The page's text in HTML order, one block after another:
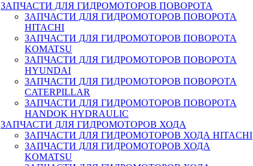
ЗАПЧАСТИ ДЛЯ ГИДРОМОТОРОВ ПОВОРОТА
ЗАПЧАСТИ ДЛЯ ГИДРОМОТОРОВ ПОВОРОТА
HITACHI
ЗАПЧАСТИ ДЛЯ ГИДРОМОТОРОВ ПОВОРОТА
KOMATSU
ЗАПЧАСТИ ДЛЯ ГИДРОМОТОРОВ ПОВОРОТА
HYUNDAI
ЗАПЧАСТИ ДЛЯ ГИДРОМОТОРОВ ПОВОРОТА
CATERPILLAR
ЗАПЧАСТИ ДЛЯ ГИДРОМОТОРОВ ПОВОРОТА
HANDOK HYDRAULIC
ЗАПЧАСТИ ДЛЯ ГИДРОМОТОРОВ ХОДА
ЗАПЧАСТИ ДЛЯ ГИДРОМОТОРОВ ХОДА HITACHI
ЗАПЧАСТИ ДЛЯ ГИДРОМОТОРОВ ХОДА
KOMATSU